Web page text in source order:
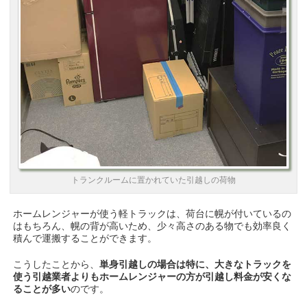
トランクルームに置かれていた引越しの荷物
ホームレンジャーが使う軽トラックは、荷台に幌が付いているの
はもちろん、幌の背が高いため、少々高さのある物でも効率良く
積んで運搬することができます。
こうしたことから、単身引越しの場合は特に、大きなトラックを
使う引越業者よりもホームレンジャーの方が引越し料金が安くな
ることが多いのです。